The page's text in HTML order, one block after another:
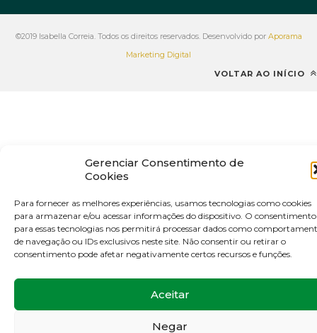
Gerenciar Consentimento de
Cookies
Para fornecer as melhores experiências, usamos tecnologias como cookies
para armazenar e/ou acessar informações do dispositivo. O consentimento
para essas tecnologias nos permitirá processar dados como
de navegação ou IDs exclusivos neste site. Não consentir ou retirar o
consentimento pode afetar negativamente certos recursos e funções.
Aceitar
Negar
©2019 Isabella Correia. Todos os direitos reservados. Desenvolvido por Aporama
Marketing Digital
VOLTAR AO INÍCIO